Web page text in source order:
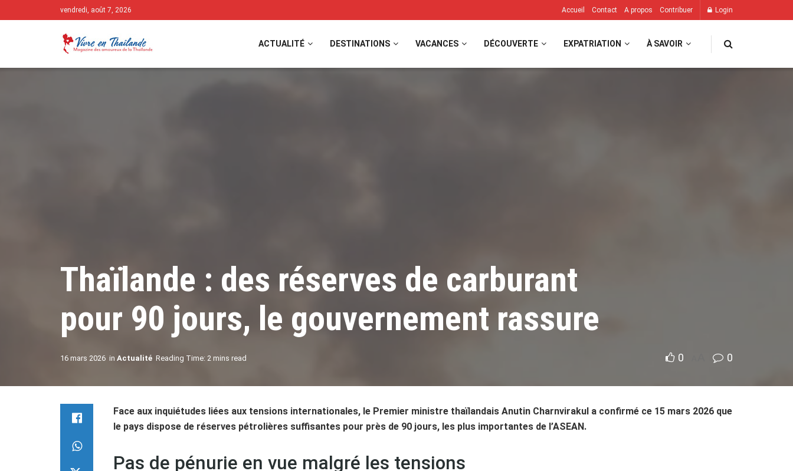
vendredi, août 7, 2026 Accueil Contact A propos Contribuer Login
ACTUALITÉ DESTINATIONS VACANCES DÉCOUVERTE EXPATRIATION À SAVOIR
Thaïlande : des réserves de carburant
pour 90 jours, le gouvernement rassure
16 mars 2026 in Actualité Reading Time: 2 mins read 0 0
Face aux inquiétudes liées aux tensions internationales, le Premier ministre thaïlandais Anutin Charnvirakul a confirmé ce 15 mars 2026 que
le pays dispose de réserves pétrolières suffisantes pour près de 90 jours, les plus importantes de l’ASEAN.
Pas de pénurie en vue malgré les tensions